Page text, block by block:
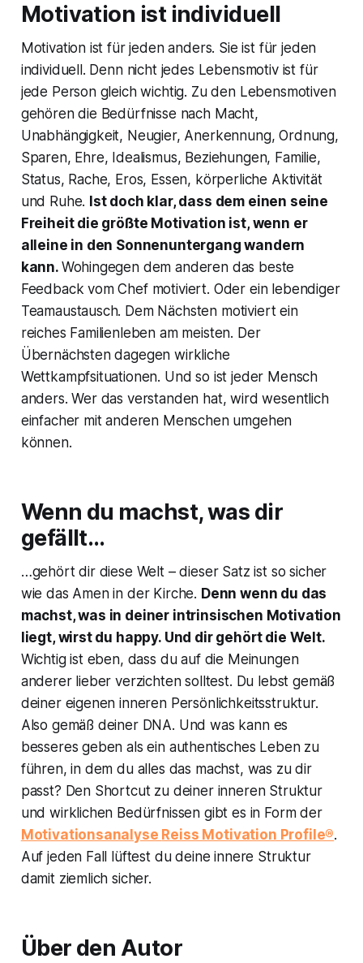
Motivation ist individuell
Motivation ist für jeden anders. Sie ist für jeden
individuell. Denn nicht jedes Lebensmotiv ist für
jede Person gleich wichtig. Zu den Lebensmotiven
gehören die Bedürfnisse nach Macht,
Unabhängigkeit, Neugier, Anerkennung, Ordnung,
Sparen, Ehre, Idealismus, Beziehungen, Familie,
Status, Rache, Eros, Essen, körperliche Aktivität
und Ruhe. Ist doch klar, dass dem einen seine
Freiheit die größte Motivation ist, wenn er
alleine in den Sonnenuntergang wandern
kann. Wohingegen dem anderen das beste
Feedback vom Chef motiviert. Oder ein lebendiger
Teamaustausch. Dem Nächsten motiviert ein
reiches Familienleben am meisten. Der
Übernächsten dagegen wirkliche
Wettkampfsituationen. Und so ist jeder Mensch
anders. Wer das verstanden hat, wird wesentlich
einfacher mit anderen Menschen umgehen
können.
Wenn du machst, was dir
gefällt…
…gehört dir diese Welt – dieser Satz ist so sicher
wie das Amen in der Kirche. Denn wenn du das
machst, was in deiner intrinsischen Motivation
liegt, wirst du happy. Und dir gehört die Welt.
Wichtig ist eben, dass du auf die Meinungen
anderer lieber verzichten solltest. Du lebst gemäß
deiner eigenen inneren Persönlichkeitsstruktur.
Also gemäß deiner DNA. Und was kann es
besseres geben als ein authentisches Leben zu
führen, in dem du alles das machst, was zu dir
passt? Den Shortcut zu deiner inneren Struktur
und wirklichen Bedürfnissen gibt es in Form der
Motivationsanalyse Reiss Motivation Profile®.
Auf jeden Fall lüftest du deine innere Struktur
damit ziemlich sicher.
Über den Autor